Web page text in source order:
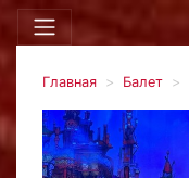
Главная Балет